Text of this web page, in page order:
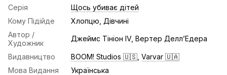
Серія
Щось убиває дітей
Кому Підійде
Хлопцю, Дівчині
Автор /
Художник
Джеймс Тініон IV, Вертер Делл’Едера
Видавництво BOOM! Studios 🇺🇸 Varvar 🇺🇦
Мова Видання
Українська